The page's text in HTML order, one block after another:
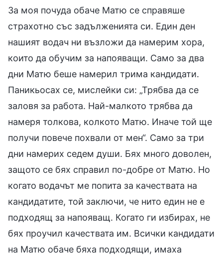
За моя почуда обаче Матю се справяше
страхотно със задълженията си. Един ден
нашият водач ни възложи да намерим хора,
които да обучим за напояващи. Само за два
дни Матю беше намерил трима кандидати.
Паникьосах се, мислейки си: „Трябва да се
заловя за работа. Най-малкото трябва да
намеря толкова, колкото Матю. Иначе той ще
получи повече похвали от мен“. Само за три
дни намерих седем души. Бях много доволен,
защото се бях справил по-добре от Матю. Но
когато водачът ме попита за качествата на
кандидатите, той заключи, че нито един не е
подходящ за напояващ. Когато ги избирах, не
бях проучил качествата им. Всички кандидати
на Матю обаче бяха подходящи, имаха